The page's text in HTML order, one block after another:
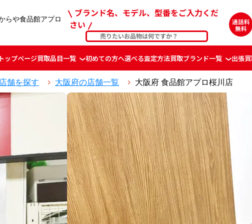
らや食品館アプロ
ブランド名、モデル、型番をご入力くだ
さい
トップページ買取品目一覧 初めての方へ選べる査定方法買取ブランド一覧 出張
舗を探す 大阪府の店舗一覧 大阪府 食品館アプロ桜川店